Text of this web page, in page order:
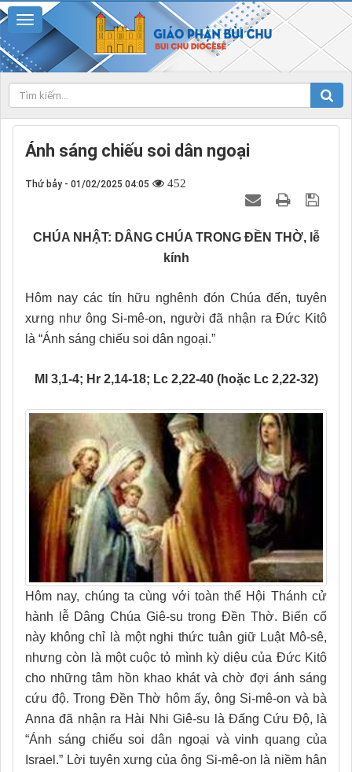
Ánh sáng chiếu soi dân ngoại
Thứ bảy - 01/02/2025 04:05 452
CHÚA NHẬT: DÂNG CHÚA TRONG ĐỀN THỜ, lễ
kính
Hôm nay các tín hữu nghênh đón Chúa đến, tuyên
xưng như ông Si-mê-on, người đã nhận ra Đức Kitô
là “Ánh sáng chiếu soi dân ngoại.”
Ml 3,1-4; Hr 2,14-18; Lc 2,22-40 (hoặc Lc 2,22-32)
Hôm nay, chúng ta cùng với toàn thể Hội Thánh cử
hành lễ Dâng Chúa Giê-su trong Đền Thờ. Biến cố
này không chỉ là một nghi thức tuân giữ Luật Mô-sê,
nhưng còn là một cuộc tỏ mình kỳ diệu của Đức Kitô
cho những tâm hồn khao khát và chờ đợi ánh sáng
cứu độ. Trong Đền Thờ hôm ấy, ông Si-mê-on và bà
Anna đã nhận ra Hài Nhi Giê-su là Đấng Cứu Độ, là
“Ánh sáng chiếu soi dân ngoại và vinh quang của
Israel.” Lời tuyên xưng của ông Si-mê-on là niềm hân